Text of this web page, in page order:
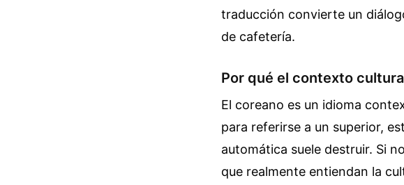
traducción convierte un
de cafetería.
Por qué el contexto
El coreano es un idioma
para referirse a un superior,
automática suele destruir. Si
que realmente entiendan la